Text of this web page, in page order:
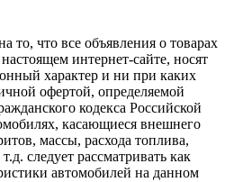
что все объявления о товарах
интернет-сайте, носят
характер и ни при каких
офертой, определяемой
кодекса Российской
касающиеся внешнего
массы, расхода топлива,
следует рассматривать как
автомобилей на данном